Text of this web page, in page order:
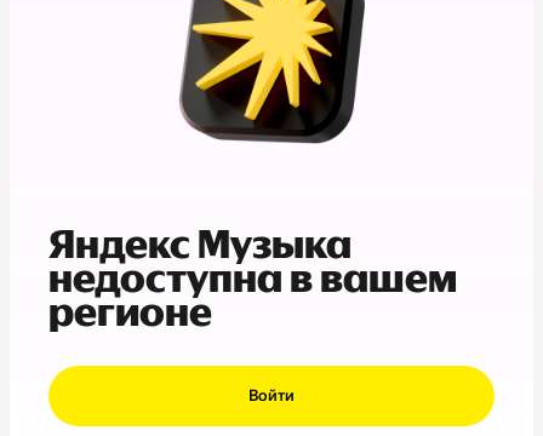
Яндекс Музыка
недоступна в вашем
регионе
Войти